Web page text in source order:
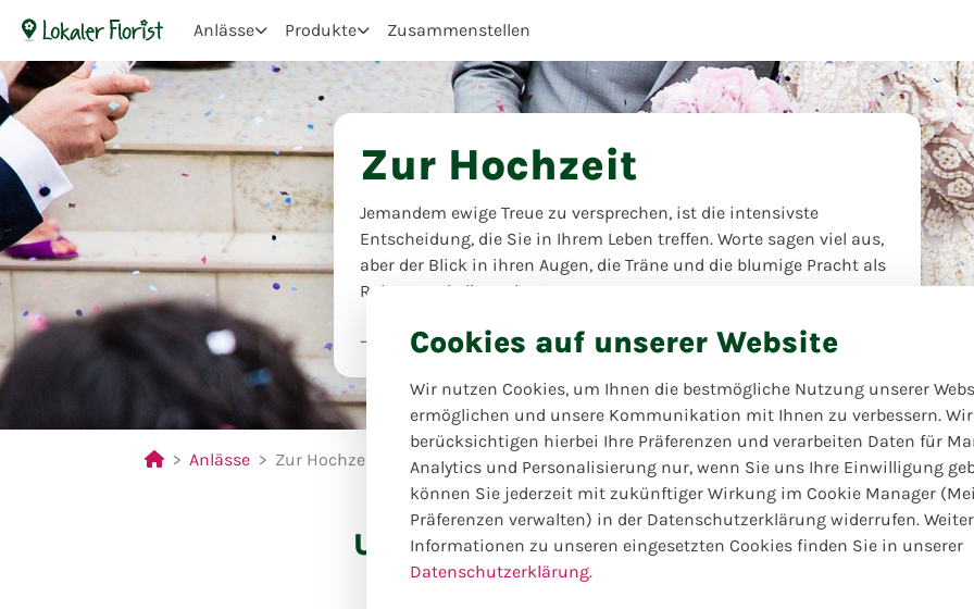
Anlässe Produkte Zusammenstellen
Zur Hochzeit
Jemandem ewige Treue zu versprechen, ist die intensivste
Entscheidung, die Sie in Ihrem Leben treffen. Worte sagen viel aus,
aber der Blick in ihren Augen, die Träne und die blumige Pracht als
Rahmen erledigen den Rest!
Blüten Atelier
Anlässe Zur Hochzeit
Unsere online Auswahl hierzu passender
Cookies auf unserer Website
Wir nutzen Cookies, um Ihnen die bestmögliche Nutzung unserer
ermöglichen und unsere Kommunikation mit Ihnen zu verbessern. Wir
berücksichtigen hierbei Ihre Präferenzen und verarbeiten Daten für
Analytics und Personalisierung nur, wenn Sie uns Ihre Einwilligung
können Sie jederzeit mit zukünftiger Wirkung im Cookie Manager
Präferenzen verwalten) in der Datenschutzerklärung widerrufen.
Informationen zu unseren eingesetzten Cookies finden Sie in unserer
Datenschutzerklärung.